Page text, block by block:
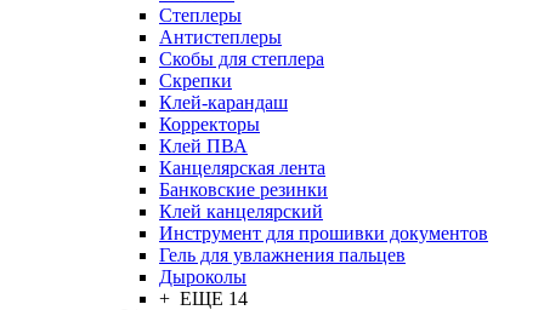
Степлеры
Антистеплеры
Скобы для степлера
Скрепки
Клей-карандаш
Корректоры
Клей ПВА
Канцелярская лента
Банковские резинки
Клей канцелярский
Инструмент для прошивки документов
Гель для увлажнения пальцев
Дыроколы
+ ЕЩЕ 14